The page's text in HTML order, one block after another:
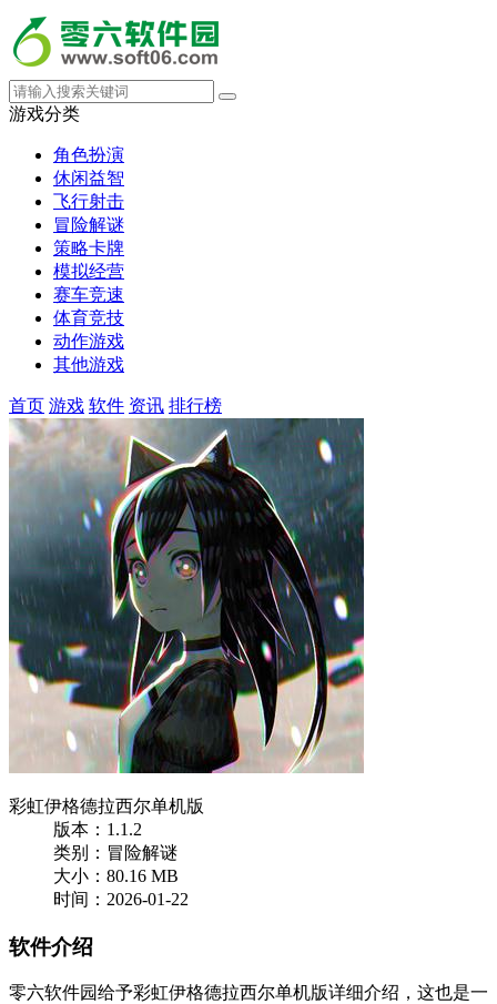
游戏分类
角色扮演
休闲益智
飞行射击
冒险解谜
策略卡牌
模拟经营
赛车竞速
体育竞技
动作游戏
其他游戏
首页 游戏 软件 资讯 排行榜
彩虹伊格德拉西尔单机版
版本：1.1.2
类别：冒险解谜
大小：80.16 MB
时间：2026-01-22
软件介绍
零六软件园给予彩虹伊格德拉西尔单机版详细介绍，这也是一